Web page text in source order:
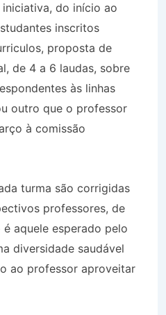
do início ao
inscritos
proposta de
de 4 a 6 laudas, sobre
às linhas
outro que o professor
à comissão
turma são corrigidas
professores, de
aquele esperado pelo
diversidade saudável
ao professor aproveitar